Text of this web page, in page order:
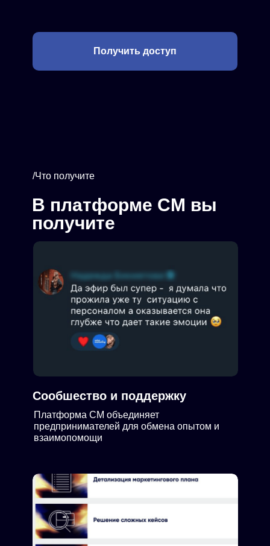
Получить доступ
/Что получите
В платформе СМ вы
получите
Сообшество и поддержку
Платформа СМ объединяет
предпринимателей для обмена опытом и
взаимопомощи